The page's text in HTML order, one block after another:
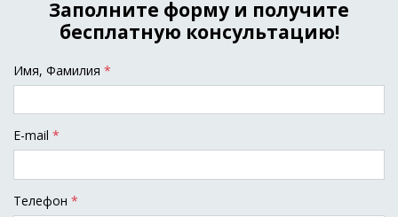
Заполните форму и получите
бесплатную консультацию!
Имя, Фамилия *
E-mail *
Tелефон *